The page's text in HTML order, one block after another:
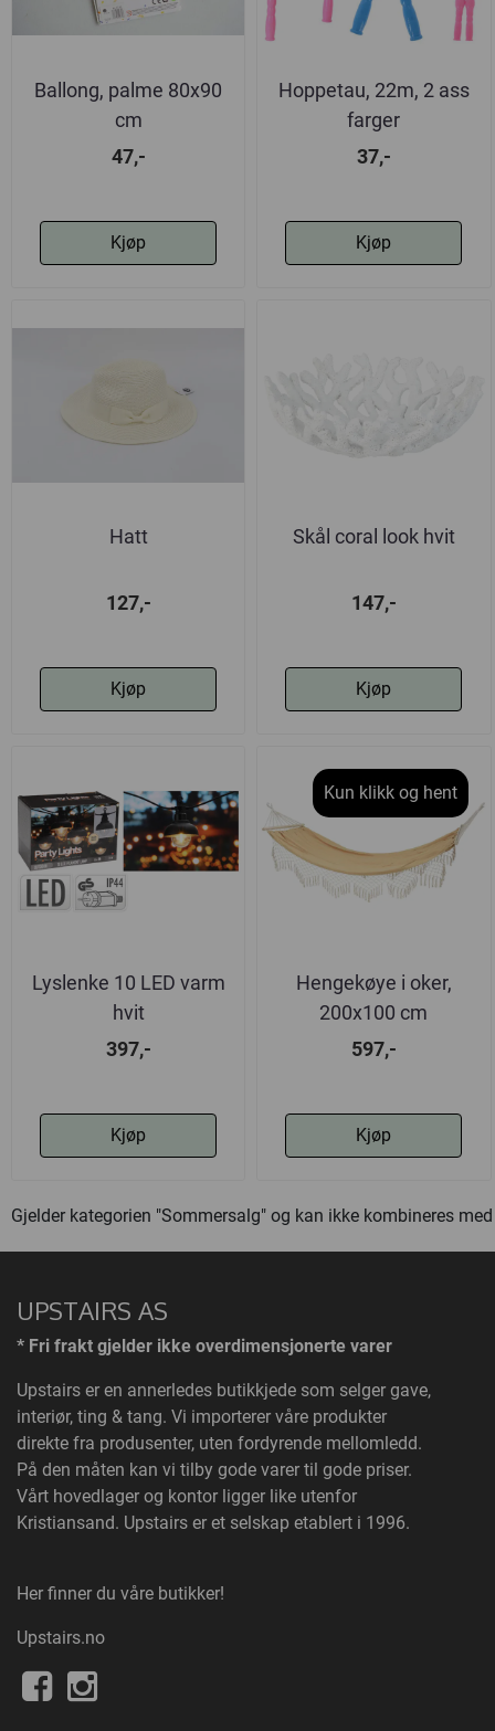
Ballong, palme 80x90
cm
47,-
Kjøp
Hoppetau, 22m, 2 ass
farger
37,-
Kjøp
Hatt
127,-
Kjøp
Skål coral look hvit
147,-
Kjøp
Lyslenke 10 LED varm
hvit
397,-
Kjøp
Kun klikk og hent
Hengekøye i oker,
200x100 cm
597,-
Kjøp
Gjelder kategorien "Sommersalg" og kan ikke kombineres
UPSTAIRS AS
* Fri frakt gjelder ikke overdimensjonerte varer
Upstairs er en annerledes butikkjede som selger gave,
interiør, ting & tang. Vi importerer våre produkter
direkte fra produsenter, uten fordyrende mellomledd.
På den måten kan vi tilby gode varer til gode priser.
Vårt hovedlager og kontor ligger like utenfor
Kristiansand. Upstairs er et selskap etablert i 1996.
Her finner du våre butikker!
Upstairs.no